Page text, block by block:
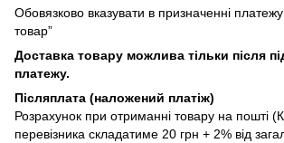
Обовязково вказувати в призначенні
товар”
Доставка товару можлива тільки після
платежу.
Післяплата (наложений платіж)
Розрахунок при отриманні товару на пошті
перевізника складатиме 20 грн + 2% від